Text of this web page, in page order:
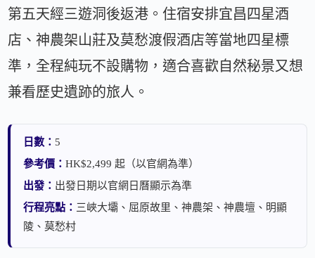
第五天經三遊洞後返港。住宿安排宜昌四星酒
店、神農架山莊及莫愁渡假酒店等當地四星標
準，全程純玩不設購物，適合喜歡自然秘景又想
兼看歷史遺跡的旅人。
日數： 5
參考價：HK$2,499 起（以官網為準）
出發： 出發日期以官網日曆顯示為準
行程亮點： 三峽大壩、屈原故里、神農架、神農壇、明顯
陵、莫愁村